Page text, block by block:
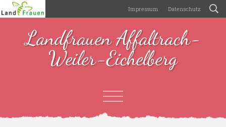
Impressum Datenschutz
Landfrauen Affaltrach-
Weiler-Eichelberg